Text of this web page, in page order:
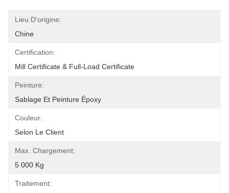
Lieu D'origine:
Chine
Certification:
Mill Certificate & Full-Load Certificate
Peinture:
Sablage Et Peinture Époxy
Couleur:
Selon Le Client
Max. Chargement:
5 000 Kg
Traitement: